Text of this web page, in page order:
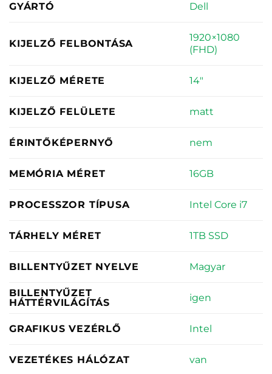
GYÁRTÓ Dell
KIJELZŐ FELBONTÁSA
1920×1080
(FHD)
KIJELZŐ MÉRETE 14"
KIJELZŐ FELÜLETE matt
ÉRINTŐKÉPERNYŐ nem
MEMÓRIA MÉRET 16GB
PROCESSZOR TÍPUSA Intel Core i7
TÁRHELY MÉRET 1TB SSD
BILLENTYŰZET NYELVE Magyar
BILLENTYŰZET
HÁTTÉRVILÁGÍTÁS
igen
GRAFIKUS VEZÉRLŐ Intel
VEZETÉKES HÁLÓZAT van